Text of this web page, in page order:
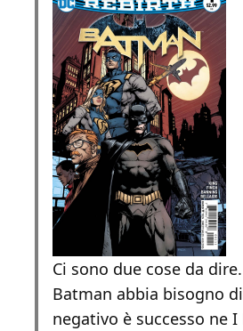
Ci sono due cose da
Batman abbia bisogno
negativo è successo ne